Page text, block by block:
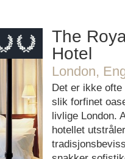
The
Hotel
London,
Det er ikke ofte
slik forfinet
livlige London.
hotellet utstråler